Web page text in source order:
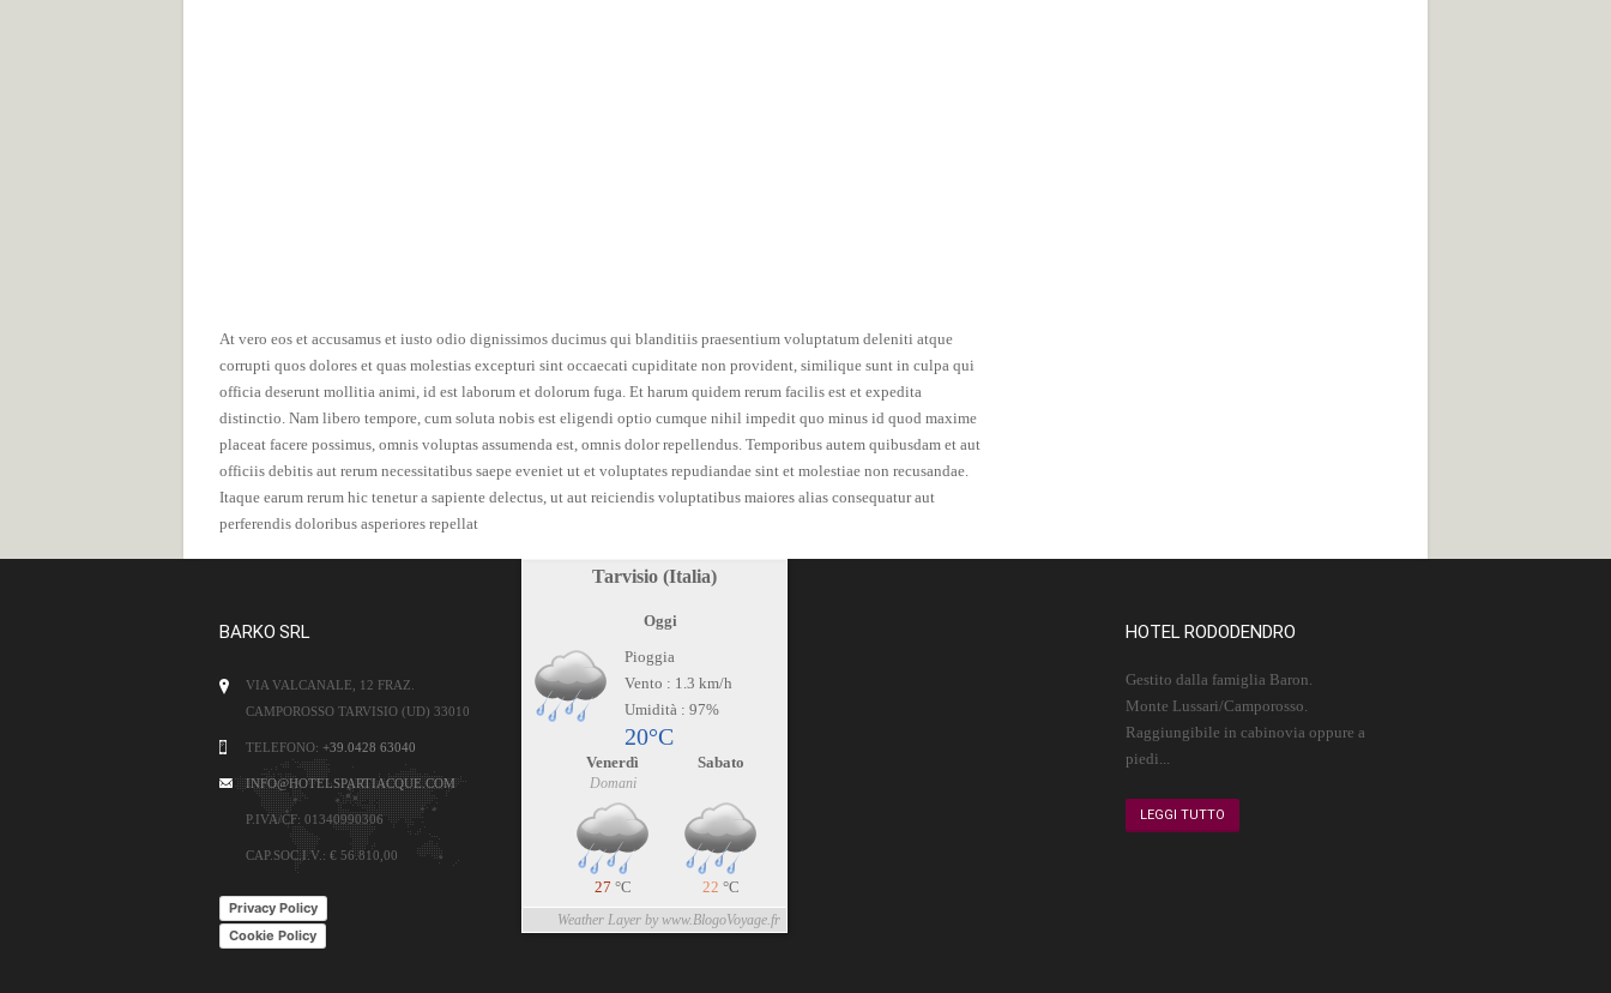
At vero eos et accusamus et iusto odio dignissimos ducimus qui blanditiis praesentium voluptatum deleniti atque
corrupti quos dolores et quas molestias excepturi sint occaecati cupiditate non provident, similique sunt in culpa qui
officia deserunt mollitia animi, id est laborum et dolorum fuga. Et harum quidem rerum facilis est et expedita
distinctio. Nam libero tempore, cum soluta nobis est eligendi optio cumque nihil impedit quo minus id quod maxime
placeat facere possimus, omnis voluptas assumenda est, omnis dolor repellendus. Temporibus autem quibusdam et aut
officiis debitis aut rerum necessitatibus saepe eveniet ut et voluptates repudiandae sint et molestiae non recusandae.
Itaque earum rerum hic tenetur a sapiente delectus, ut aut reiciendis voluptatibus maiores alias consequatur aut
perferendis doloribus asperiores repellat
BARKO SRL
VIA VALCANALE, 12 FRAZ.
CAMPOROSSO TARVISIO (UD) 33010
TELEFONO: +39.0428 63040
INFO@HOTELSPARTIACQUE.COM
P.IVA/CF: 01340990306
CAP.SOC.I.V.: € 56.810,00
Privacy Policy
Cookie Policy
Tarvisio (Italia)
Oggi
Pioggia
Vento : 1.3 km/h
Umidità : 97%
20°C
Venerdì
Domani
27 °C
Sabato
22 °C
Weather Layer by www.BlogoVoyage.fr
HOTEL RODODENDRO
Gestito dalla famiglia Baron.
Monte Lussari/Camporosso.
Raggiungibile in cabinovia oppure a
piedi...
LEGGI TUTTO